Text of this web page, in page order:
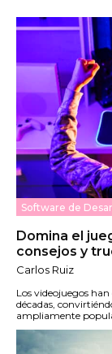
Software de
Domina el
consejos y
Carlos Ruiz
Los videojuegos
décadas,
ampliamente